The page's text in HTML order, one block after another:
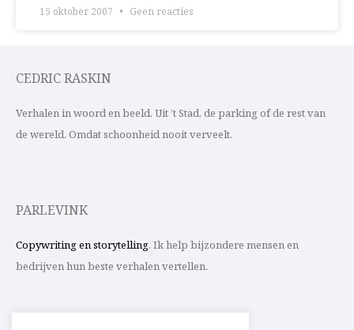
15 oktober 2007 Geen reacties
CEDRIC RASKIN
Verhalen in woord en beeld. Uit ’t Stad, de parking of de rest van
de wereld. Omdat schoonheid nooit verveelt.
PARLEVINK
Copywriting en storytelling. Ik help bijzondere mensen en
bedrijven hun beste verhalen vertellen.